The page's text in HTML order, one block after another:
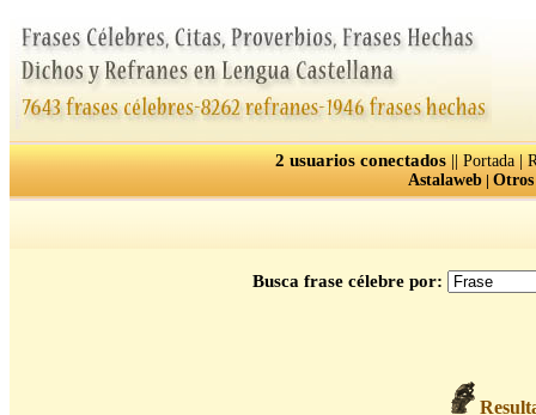
2 usuarios conectados||Portada|
Astalaweb|
Busca frase célebre por: